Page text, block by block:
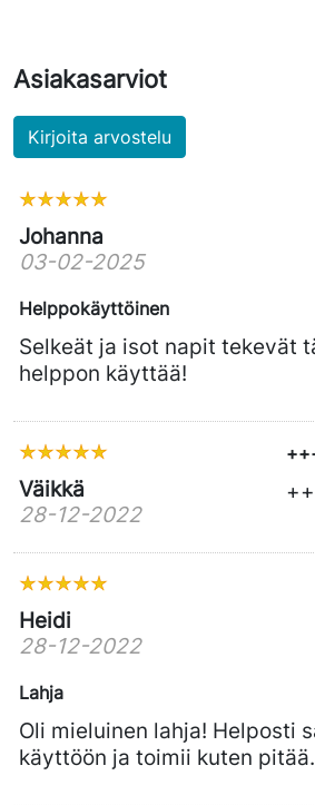
Asiakasarviot
Kirjoita arvostelu
Johanna
03-02-2025
Helppokäyttöinen
Selkeät ja isot napit tekevät
helppon käyttää!
Väikkä
28-12-2022
Heidi
28-12-2022
Lahja
Oli mieluinen lahja! Helposti
käyttöön ja toimii kuten pitää.